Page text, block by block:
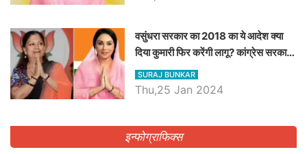
वसुंधरा सरकार का 2018 का ये आदेश क्या
दिया कुमारी फिर करेंगी लागू? कांग्रेस सरकार
ने किया था निरस्त
SURAJ BUNKAR
Thu,25 Jan 2024
इन्फोग्राफिक्स